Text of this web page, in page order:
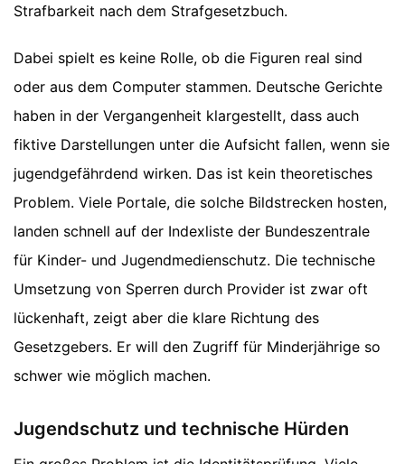
Strafbarkeit nach dem Strafgesetzbuch.
Dabei spielt es keine Rolle, ob die Figuren real sind
oder aus dem Computer stammen. Deutsche Gerichte
haben in der Vergangenheit klargestellt, dass auch
fiktive Darstellungen unter die Aufsicht fallen, wenn sie
jugendgefährdend wirken. Das ist kein theoretisches
Problem. Viele Portale, die solche Bildstrecken hosten,
landen schnell auf der Indexliste der Bundeszentrale
für Kinder- und Jugendmedienschutz. Die technische
Umsetzung von Sperren durch Provider ist zwar oft
lückenhaft, zeigt aber die klare Richtung des
Gesetzgebers. Er will den Zugriff für Minderjährige so
schwer wie möglich machen.
Jugendschutz und technische Hürden